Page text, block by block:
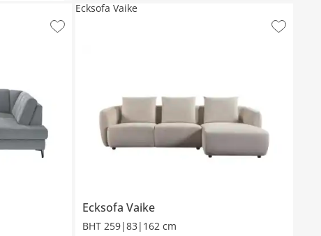
Ecksofa Vaike
BHT 259|83|162 cm
Ecksofa Vaike